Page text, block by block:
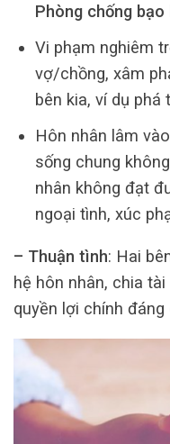
Phòng chống
Vi phạm nghiêm
vợ/chồng, xâm
bên kia, ví dụ phá
Hôn nhân lâm
sống chung
nhân không đạt
ngoại tình, xúc
– Thuận tình: Hai
hệ hôn nhân, chia
quyền lợi chính